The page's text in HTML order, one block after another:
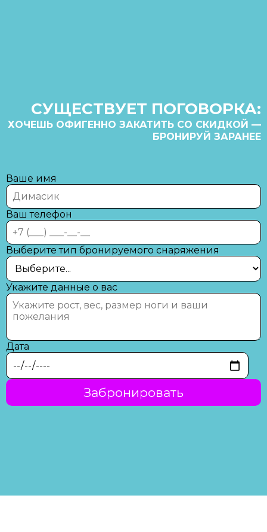
СУЩЕСТВУЕТ ПОГОВОРКА:
ХОЧЕШЬ ОФИГЕННО ЗАКАТИТЬ СО СКИДКОЙ —
БРОНИРУЙ ЗАРАНЕЕ
Ваше имя
Ваш телефон
Выберите тип бронируемого снаряжения
Укажите данные о вас
Дата
Забронировать